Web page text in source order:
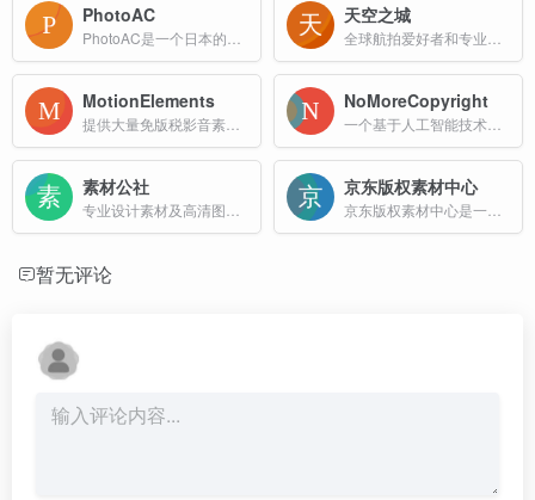
PhotoAC 天空之城
MotionElements NoMoreCopyright
素材公社 京东版权素材中心
暂无评论